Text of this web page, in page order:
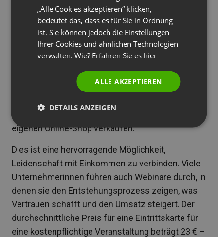
40 %, wie Daten aus dem Jahr 2025 zeigen.
2. Handarbeiten als Einnahmequelle
Wenn du ein Talent für Handarbeiten hast, kannst
du dies in ein profitables Geschäft verwandeln.
Handgefertigte Kerzen, Schmuck, Poster oder
Häkelarbeiten sind interessante Geschäftsideen.
Plattformen wie Etsy, Instagram oder in deinem
eigenen Online-Shop verkaufen.
Dies ist eine hervorragende Möglichkeit,
Leidenschaft mit Einkommen zu verbinden. Viele
Unternehmerinnen führen auch Webinare durch, in
denen sie den Entstehungsprozess zeigen, was
Vertrauen schafft und den Umsatz steigert. Der
durchschnittliche Preis für eine Eintrittskarte für
eine kostenpflichtige Veranstaltung beträgt 23 € –
ITALIAN
„Alle Cookies akzeptieren“ klicken,
bedeutet das, dass es für Sie in Ordnung
ist. Sie können jedoch die Einstellungen
Ihrer Cookies und ähnlichen Technologien
verwalten. Wie? Erfahren Sie es hier
ALLE AKZEPTIEREN
DETAILS ANZEIGEN